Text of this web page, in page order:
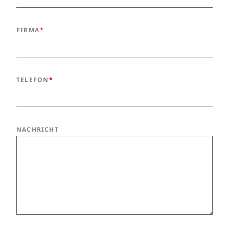
FIRMA
TELEFON
NACHRICHT